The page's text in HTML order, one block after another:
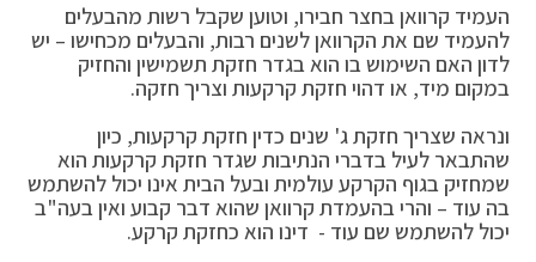
העמיד קרוואן בחצר חבירו, וטוען שקבל רשות מהבעלים
להעמיד שם את הקרוואן לשנים רבות, והבעלים מכחישו – יש
לדון האם השימוש בו הוא בגדר חזקת תשמישין והחזיק
במקום מיד, או דהוי חזקת קרקעות וצריך חזקה.
ונראה שצריך חזקת ג' שנים כדין חזקת קרקעות, כיון
שהתבאר לעיל בדברי הנתיבות שגדר חזקת קרקעות הוא
שמחזיק בגוף הקרקע עולמית ובעל הבית אינו יכול להשתמש
בה עוד – והרי בהעמדת קרוואן שהוא דבר קבוע ואין בעה"ב
יכול להשתמש שם עוד - דינו הוא כחזקת קרקע.